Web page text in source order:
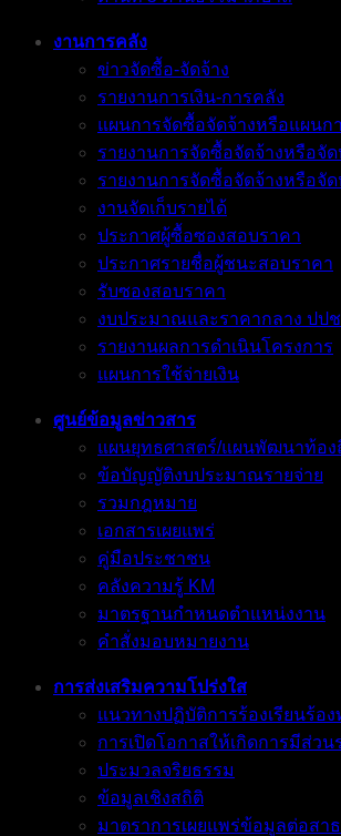
งานการคลัง
ข่าวจัดซื้อ-จัดจ้าง
รายงานการเงิน-การคลัง
แผนการจัดซื้อจัดจ้างหรือแผนก
รายงานการจัดซื้อจัดจ้างหรือจั
รายงานการจัดซื้อจัดจ้างหรือจั
งานจัดเก็บรายได้
ประกาศผู้ซื้อซองสอบราคา
ประกาศรายชื่อผู้ชนะสอบราคา
รับซองสอบราคา
งบประมาณและราคากลาง ปป
รายงานผลการดำเนินโครงการ
แผนการใช้จ่ายเงิน
ศูนย์ข้อมูลข่าวสาร
แผนยุทธศาสตร์/แผนพัฒนาท้อง
ข้อบัญญัติงบประมาณรายจ่าย
รวมกฎหมาย
เอกสารเผยแพร่
คู่มือประชาชน
คลังความรู้ KM
มาตรฐานกำหนดตำแหน่งงาน
คำสั่งมอบหมายงาน
การส่งเสริมความโปร่งใส
แนวทางปฏิบัติการร้องเรียนร้อ
การเปิดโอกาสให้เกิดการมีส่วน
ประมวลจริยธรรม
ข้อมูลเชิงสถิติ
มาตราการเผยแพร่ข้อมูลต่อสา